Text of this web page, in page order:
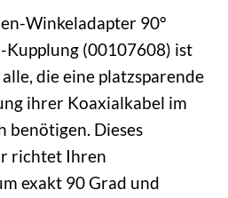
Winkeladapter 90°
Kupplung (00107608) ist
die eine platzsparende
ihrer Koaxialkabel im
benötigen. Dieses
richtet Ihren
exakt 90 Grad und